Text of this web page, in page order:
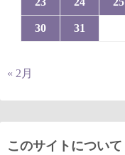
30 31
« 2月
このサイトについて